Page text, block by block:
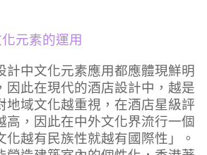
元素的運用
中文化元素應用都應體現鮮明
因此在現代的酒店設計中，越是
地域文化越重視，在酒店星級評
高，因此在中外文化界流行一個
化越有民族性就越有國際性」。